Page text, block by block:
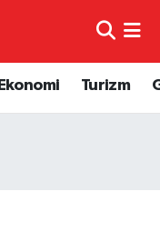
Ekonomi Turizm